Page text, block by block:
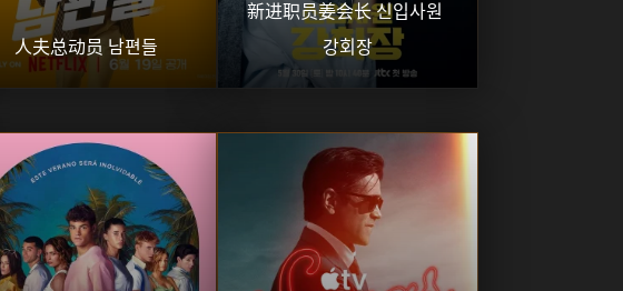
人夫总动员 남편들
新进职员姜会长 신입사원
강회장